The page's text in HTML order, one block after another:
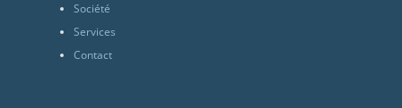
Société
Services
Contact